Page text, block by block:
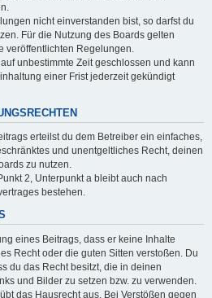
nicht einverstanden bist, so darfst du
Für die Nutzung des Boards gelten
veröffentlichten Regelungen.
unbestimmte Zeit geschlossen und kann
einer Frist jederzeit gekündigt
erteilst du dem Betreiber ein einfaches,
und unentgeltliches Recht, deinen
zu nutzen.
2, Unterpunkt a bleibt auch nach
bestehen.
eines Beitrags, dass er keine Inhalte
Recht oder die guten Sitten verstoßen. Du
du das Recht besitzt, die in deinen
und Bilder zu setzen bzw. zu verwenden.
das Hausrecht aus. Bei Verstößen gegen